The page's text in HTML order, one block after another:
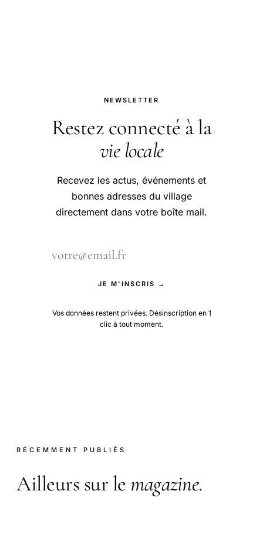
NEWSLETTER
Restez connecté à la
vie locale
Recevez les actus, événements et
bonnes adresses du village
directement dans votre boîte mail.
JE M'INSCRIS →
Vos données restent privées. Désinscription en 1
clic à tout moment.
RÉCEMMENT PUBLIÉS
Ailleurs sur le magazine.